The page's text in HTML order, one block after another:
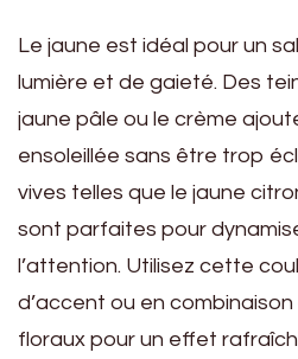
Le jaune est idéal pour un
lumière et de gaieté. Des
jaune pâle ou le crème
ensoleillée sans être trop
vives telles que le jaune
sont parfaites pour
l’attention. Utilisez cette
d’accent ou en
floraux pour un effet